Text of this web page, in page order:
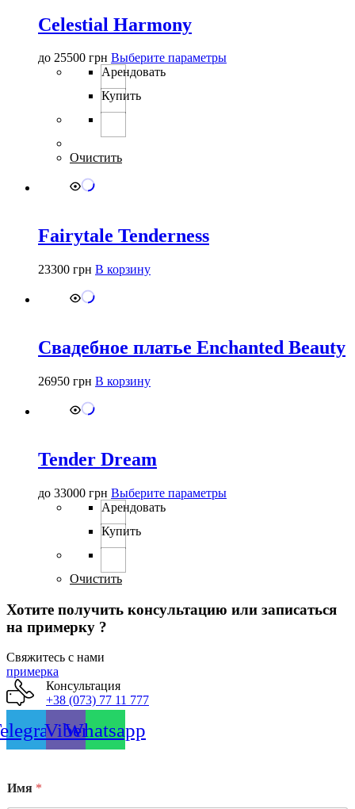
Celestial Harmony
до 25500 грн Выберите параметрыЭтот
Арендовать
Купить
Очистить
Fairytale Tenderness
23300 грн В корзину
Свадебное платье Enchanted Beauty
26950 грн В корзину
Tender Dream
до 33000 грн Выберите параметрыЭтот
на
Арендовать
Купить
Очистить
Хотите получить консультацию или записаться
на примерку ?
Свяжитесь с нами
примерка
Консультация
+38 (073) 77 11 777
ViberWhatsapp
Имя *